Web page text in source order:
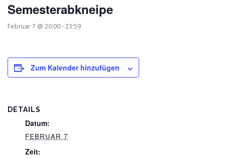
Semesterabkneipe
Februar 7 @ 20:00-23:59
Zum Kalender hinzufügen
DETAILS
Datum:
FEBRUAR 7
Zeit: